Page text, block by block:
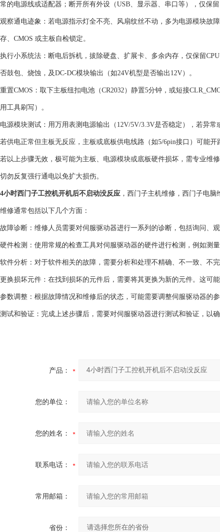
常的电源线或适配器；断开所有外设（USB、显示器、串口等），仅保
观察通电迹象‌：若电源指示灯‌全不亮‌、风扇‌纹丝不动‌，多为‌电源模块故
存、CMOS 或主板自检锁定。
执行小系统法‌：断电后拆机，拔除硬盘、扩展卡、多余内存，仅保留‌
否鼓包、烧蚀，及DC-DC模块输出（如24V机型是否输出12V）。
重置CMOS‌：取下主板纽扣电池（CR2032）静置5分钟，或短接
用工具刷写）。
电源模块测试‌：用万用表测电源输出（12V/5V/3.3V是否稳定），若异
若供电正常但主板无反应，主板或底板供电线路（如5/6pin接口）可能开
若以上步骤无效，‌极可能为主板、电源模块或底板硬件损坏‌，需专业维
切勿反复强行通电以免扩大损伤。
4小时西门子工控机开机后不启动没反应 ，西门子主机维修，西门子电脑
维修通常包括以下几个方面：
故障诊断：维修人员需要对伺服驱动器进行一系列的诊断，包括询问、
硬件检测：使用常规的检查工具对伺服驱动器的硬件进行检测，例如测
软件分析：对于软件相关的故障，需要分析和处理不精确、不一致、不
更换损坏元件：在找到损坏的元件后，需要将其更换为新的元件。这可
参数调整：根据故障情况和维修后的状态，可能需要调整伺服驱动器的
测试和验证：完成上述步骤后，需要对伺服驱动器进行测试和验证，以
产品：
您的单位：
您的姓名：
联系电话：
常用邮箱：
省份：